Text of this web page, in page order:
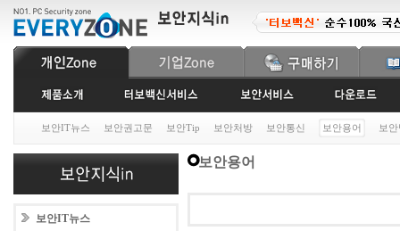
보안IT뉴스 보안권고문 보안Tip 보안처방 보안통신 보안용어 보
보안IT뉴스
보안용어